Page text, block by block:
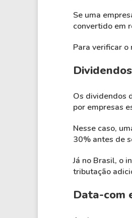
Se uma
convertido em
Para verificar
Os dividendos
por empresas
Nesse caso,
30% antes de
Já no Brasil, o
tributação
Data-com